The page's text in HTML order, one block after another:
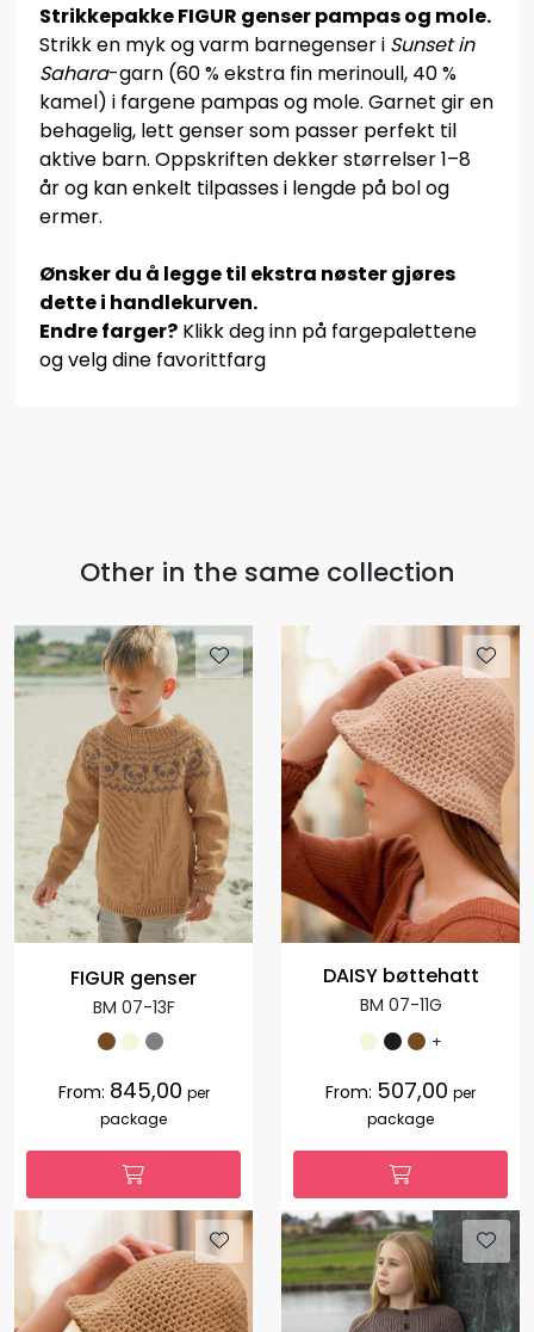
Strikkepakke FIGUR genser pampas og mole.
Strikk en myk og varm barnegenser i Sunset in
Sahara-garn (60 % ekstra fin merinoull, 40 %
kamel) i fargene pampas og mole. Garnet gir en
behagelig, lett genser som passer perfekt til
aktive barn. Oppskriften dekker størrelser 1–8
år og kan enkelt tilpasses i lengde på bol og
ermer.
Ønsker du å legge til ekstra nøster gjøres
dette i handlekurven.
Endre farger? Klikk deg inn på fargepalettene
og velg dine favorittfarg
Other in the same collection
FIGUR genser
BM 07-13F
From: 845,00 per
package
DAISY bøttehatt
BM 07-11G
+
From: 507,00 per
package